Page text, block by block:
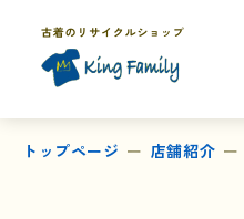
トップページ 店舗紹介